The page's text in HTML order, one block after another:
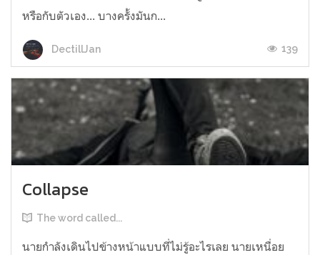
หรือกับตัวเอง... บางครั้งมันก...
DectillJan 139
Collapse
The word called...
นายกำลังเดินไปข้างหน้าแบบที่ไม่รู้อะไรเลย นายเหนื่อย